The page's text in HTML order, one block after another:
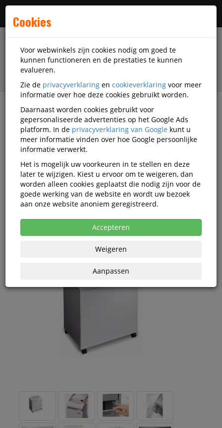
filter
Kantoorapparatuur
Papiervernietigers
Papiervernietiger Groot Kantoor
Papiervernietiger Dahle 614air
41530 Cleantec Snippers P-6
Cookies
Voor webwinkels zijn cookies nodig om goed te
kunnen functioneren en de prestaties te kunnen
evalueren.
Zie de privacyverklaring en cookieverklaring voor meer
informatie over hoe deze cookies gebruikt worden.
Daarnaast worden cookies gebruikt voor
gepersonaliseerde advertenties op het Google Ads
platform. In de privacyverklaring van Google kunt u
meer informatie vinden over hoe Google persoonlijke
informatie verwerkt.
Het is mogelijk uw voorkeuren in te stellen en deze
later te wijzigen. Kiest u ervoor om te weigeren, dan
worden alleen cookies geplaatst die nodig zijn voor de
goede werking van de website en wordt uw bezoek
aan onze website anoniem geregistreerd.
Accepteren
Weigeren
Aanpassen